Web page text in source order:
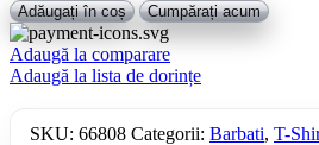
Adăugați în coș Cumpărați acum
Adaugă la comparare
Adaugă la lista de dorințe
SKU: 66808 Categorii: Barbati, T-